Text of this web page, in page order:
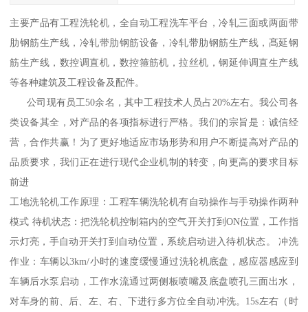
主要产品有工程洗轮机，全自动工程洗车平台，冷轧三面或两面带
肋钢筋生产线，冷轧带肋钢筋设备，冷轧带肋钢筋生产线，髙延钢
筋生产线，数控调直机，数控箍筋机，拉丝机，钢延伸调直生产线
等各种建筑及工程设备及配件。
公司现有员工50余名，其中工程技术人员占20%左右。我公司各
类设备其全，对产品的各项指标进行严格。我们的宗旨是：诚信经
营，合作共赢！为了更好地适应市场形势和用户不断提高对产品的
品质要求，我们正在进行现代企业机制的转变，向更高的要求目标
前进
工地洗轮机工作原理：工程车辆洗轮机有自动操作与手动操作两种
模式 待机状态：把洗轮机控制箱内的空气开关打到ON位置，工作指
示灯亮，手自动开关打到自动位置，系统启动进入待机状态。 冲洗
作业：车辆以3km/小时的速度缓慢通过洗轮机底盘，感应器感应到
车辆后水泵启动，工作水流通过两侧板喷嘴及底盘喷孔三面出水，
对车身的前、后、左、右、下进行多方位全自动冲洗。15s左右（时